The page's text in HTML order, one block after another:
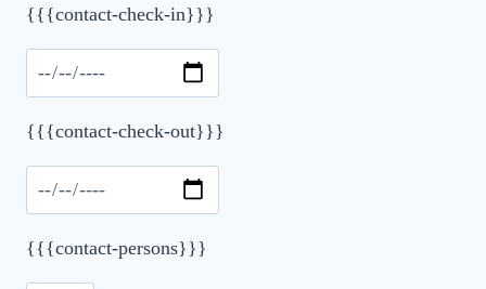
Please leave this field empty.
{{{contact-check-in}}}
{{{contact-check-out}}}
{{{contact-persons}}}